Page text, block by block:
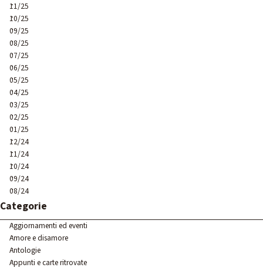
11/25
10/25
09/25
08/25
07/25
06/25
05/25
04/25
03/25
02/25
01/25
12/24
11/24
10/24
09/24
08/24
Salta blocco Categorie
Categorie
Aggiornamenti ed eventi
Amore e disamore
Antologie
Appunti e carte ritrovate